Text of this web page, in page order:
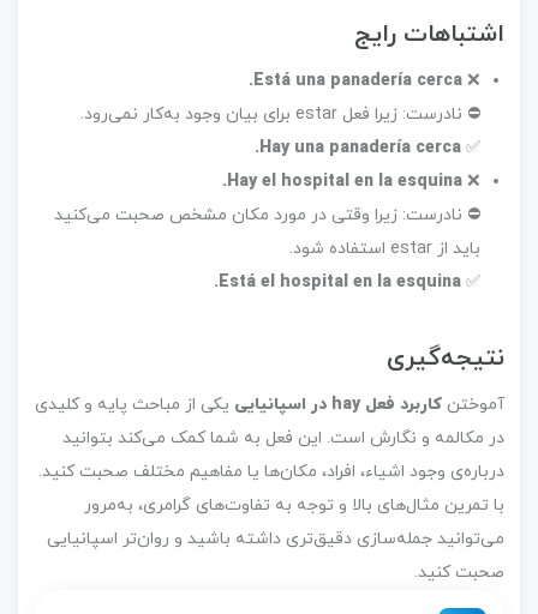
اشتباهات رایج
❌
Está una panadería cerca.
⛔ نادرست: زیرا فعل estar برای بیان وجود به‌کار نمی‌رود.
✅
Hay una panadería cerca.
❌
Hay el hospital en la esquina.
⛔ نادرست: زیرا وقتی در مورد مکان مشخص صحبت می‌کنید
باید از estar استفاده شود.
✅
Está el hospital en la esquina.
نتیجه‌گیری
آموختن کاربرد فعل hay در اسپانیایی
یکی از مباحث پایه و کلیدی
در مکالمه و نگارش است. این فعل به شما کمک می‌کند بتوانید
درباره‌ی وجود اشیاء، افراد، مکان‌ها یا مفاهیم مختلف صحبت کنید.
با تمرین مثال‌های بالا و توجه به تفاوت‌های گرامری، به‌مرور
می‌توانید جمله‌سازی دقیق‌تری داشته باشید و روان‌تر اسپانیایی
صحبت کنید.